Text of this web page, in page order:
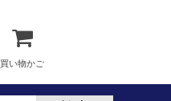
買い物かご